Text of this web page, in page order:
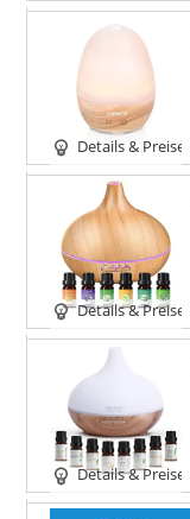
Details & Preise
Details & Preise
Details & Preise